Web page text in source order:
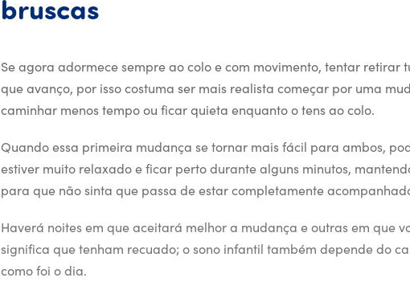
bruscas
Se agora adormece sempre ao colo e com movimento, tentar
que avanço, por isso costuma ser mais realista começar por uma
caminhar menos tempo ou ficar quieta enquanto o tens ao colo.
Quando essa primeira mudança se tornar mais fácil para ambos,
estiver muito relaxado e ficar perto durante alguns minutos,
para que não sinta que passa de estar completamente
Haverá noites em que aceitará melhor a mudança e outras em que
significa que tenham recuado; o sono infantil também depende do
como foi o dia.